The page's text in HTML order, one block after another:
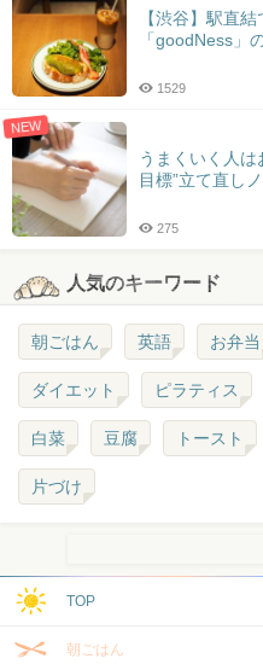
【渋谷】駅直
「goodNess」
1529
NEW
うまくいく人
目標”立て直し
275
人気のキーワード
朝ごはん 英語 お弁当
ダイエット ピラティス
白菜 豆腐 トースト
片づけ
TOP
朝ごはん